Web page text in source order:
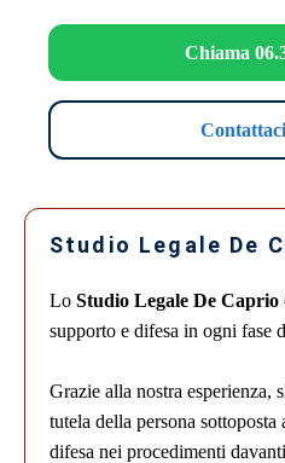
Chiama
Studio Legale De
Lo Studio Legale De Caprio
supporto e difesa in ogni fase
Grazie alla nostra esperienza,
tutela della persona sottoposta
difesa nei procedimenti